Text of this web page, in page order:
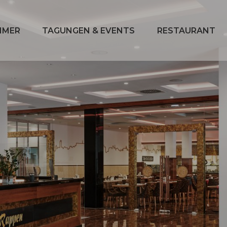
TAGUNGEN & EVENTS
Submenü
Tagungen
&
Events
RESTAURANT
öffnen:
Restaurant